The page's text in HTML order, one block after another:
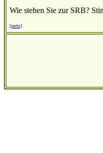
Wie stehen Sie zur SRB?
[mehr]